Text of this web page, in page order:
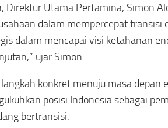
Direktur Utama Pertamina, Simon
dalam mempercepat transisi
dalam mencapai visi ketahanan
ujar Simon.
konkret menuju masa depan
posisi Indonesia sebagai
bertransisi.